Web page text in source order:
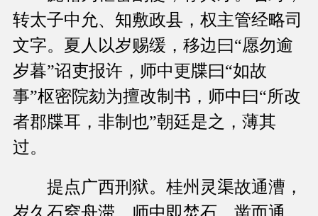
转太子中允、知敷政县，权主管经略司
文字。夏人以岁赐缓，移边曰“愿勿逾
岁暮”诏吏报许，师中更牒曰“如故
事”枢密院劾为擅改制书，师中曰“所改
者郡牒耳，非制也”朝廷是之，薄其
过。
提点广西刑狱。桂州灵渠故通漕，